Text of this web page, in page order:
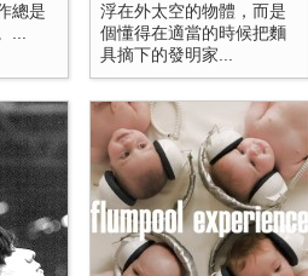
總是
...
浮在外太空的物體，而是
個懂得在適當的時候把麵
具摘下的發明家...